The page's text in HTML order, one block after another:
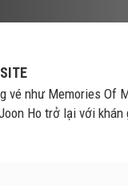
như Memories Of
Ho trở lại với